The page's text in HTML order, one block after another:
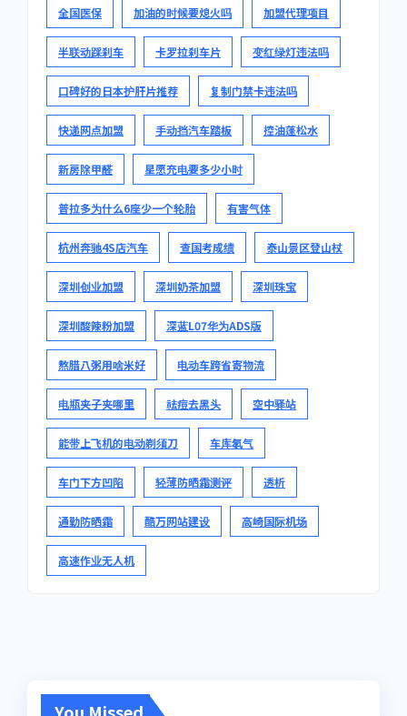
全国医保 加油的时候要熄火吗 加盟代理项目
半联动踩刹车 卡罗拉刹车片 变红绿灯违法吗
口碑好的日本护肝片推荐 复制门禁卡违法吗
快递网点加盟 手动挡汽车踏板 控油蓬松水
新房除甲醛 星愿充电要多少小时
普拉多为什么6座少一个轮胎 有害气体
杭州奔驰4S店汽车 查国考成绩 泰山景区登山杖
深圳创业加盟 深圳奶茶加盟 深圳珠宝
深圳酸辣粉加盟 深蓝L07华为ADS版
熬腊八粥用啥米好 电动车跨省寄物流
电瓶夹子夹哪里 祛痘去黑头 空中驿站
能带上飞机的电动剃须刀 车库氡气
车门下方凹陷 轻薄防晒霜测评 透析
通勤防晒霜 酷万网站建设 高崎国际机场
高速作业无人机